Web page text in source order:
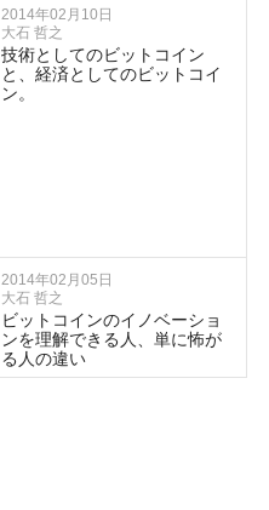
2014年02月10日
大石 哲之
技術としてのビットコイン
と、経済としてのビットコイ
ン。
2014年02月05日
大石 哲之
ビットコインのイノベーショ
ンを理解できる人、単に怖が
る人の違い